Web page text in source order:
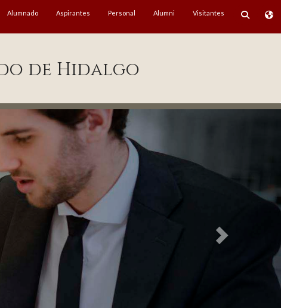
Alumnado Aspirantes Personal Alumni Visitantes
de Hidalgo